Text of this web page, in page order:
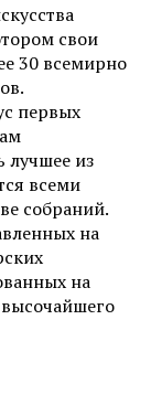
свои
30 всемирно
первых
лучшее из
всеми
собраний.
на
на